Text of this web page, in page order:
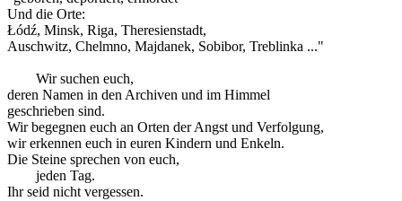
Und die Orte:
Łódź, Minsk, Riga, Theresienstadt,
Auschwitz, Chelmno, Majdanek, Sobibor, Treblinka ..."
Wir suchen euch,
deren Namen in den Archiven und im Himmel
geschrieben sind.
Wir begegnen euch an Orten der Angst und Verfolgung,
wir erkennen euch in euren Kindern und Enkeln.
Die Steine sprechen von euch,
jeden Tag.
Ihr seid nicht vergessen.